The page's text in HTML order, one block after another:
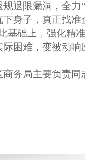
退限漏洞，全
身子，真正找
基础上，强化精
困难，变被动
务局主要负责